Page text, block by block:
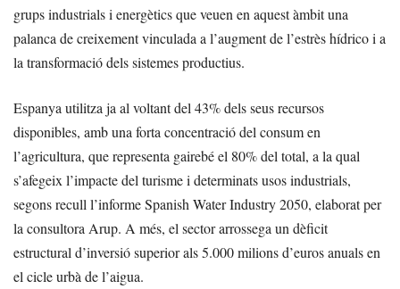
grups industrials i energètics que veuen en aquest àmbit una
palanca de creixement vinculada a l’augment de l’estrès hídrico i a
la transformació dels sistemes productius.
Espanya utilitza ja al voltant del 43% dels seus recursos
disponibles, amb una forta concentració del consum en
l’agricultura, que representa gairebé el 80% del total, a la qual
s’afegeix l’impacte del turisme i determinats usos industrials,
segons recull l’informe Spanish Water Industry 2050, elaborat per
la consultora Arup. A més, el sector arrossega un dèficit
estructural d’inversió superior als 5.000 milions d’euros anuals en
el cicle urbà de l’aigua.